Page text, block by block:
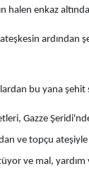
halen enkaz
ardından
bu yana şehit
Gazze
ve topçu
ve mal, yardım